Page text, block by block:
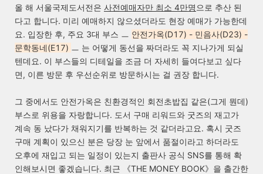
올 해 서울국제도서전은 사전예매자만 최소 4만명 으로 추산 된
다고 합니다. 미리 예매하지 않으셨더라도 현장 예매가 가능한데
요. 입장한 후, 주요 3대 부스 ㅡ 안전가옥(D17) - 민음사(D23) -
문학동네(E17) ㅡ 는 어떻게 동선을 짜더라도 꼭 지나가게 되실
텐데요. 이 부스들의 디테일을 조금 더 자세히 들여다보고 싶다
면, 이른 방문 후 우선순위로 방문하시는 걸 권장 합니다.
그 중에서도 안전가옥은 친환경적인 회전초밥집 같은(그게 뭔데)
부스로 위용을 자랑합니다. 도서 구매 리워드와 굿즈의 재고가
계속 동 났다가 채워지기를 반복하는 것 같더라고요. 혹시 굿즈
구매 계획이 있으신 분은 당장 눈 앞에서 품절이라고 하더라도
오후에 재입고 되는 일정이 있는지 출판사 공식 SNS를 통해 확
인해보시면 좋겠습니다. 최근 《THE MONEY BOOK》 을 출간한